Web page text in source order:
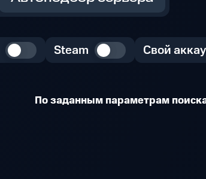
Steam Свой
По заданным параметрам